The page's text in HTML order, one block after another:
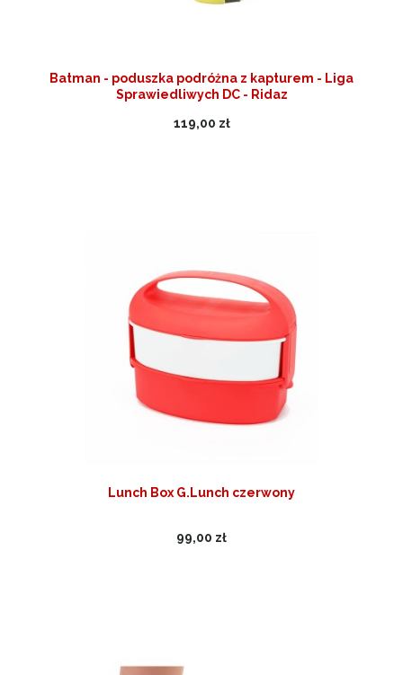
Batman - poduszka podróżna z kapturem - Liga
Sprawiedliwych DC - Ridaz
119,00 zł
Lunch Box G.Lunch czerwony
99,00 zł